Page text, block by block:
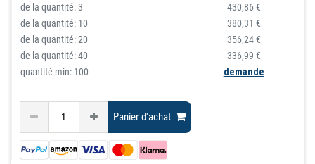
de la quantité:3
430,86 €
de la quantité: 10
380,31 €
de la quantité:20
356,24 €
de la quantité:40
336,99 €
quantité min: 100
demande
Panier d'achat